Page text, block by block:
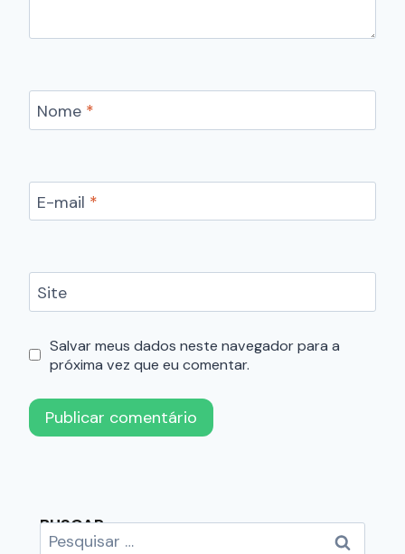
Nome *
E-mail *
Site
Salvar meus dados neste navegador para a
próxima vez que eu comentar.
BUSCAR